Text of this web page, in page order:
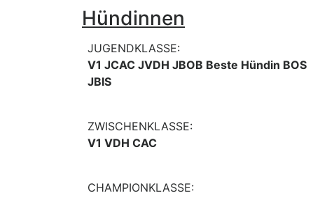
Hündinnen
JUGENDKLASSE:
V1 JCAC JVDH JBOB Beste Hündin BOS
JBIS
ZWISCHENKLASSE:
V1 VDH CAC
CHAMPIONKLASSE: